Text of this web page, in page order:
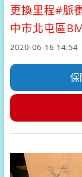
更換里程#脈
中市北屯區
2020-06-16 14:54
保